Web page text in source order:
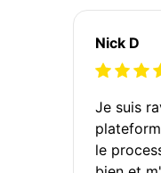
Nick D
Je suis
le